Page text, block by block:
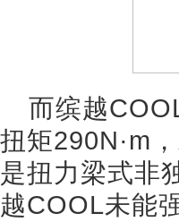
而缤越
扭矩290N·m
是扭力梁式非
越COOL未能